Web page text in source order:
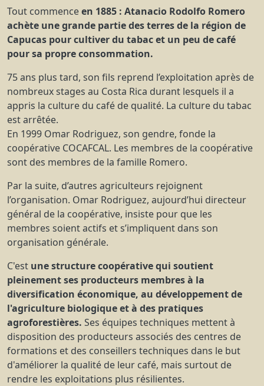
Tout commenceen 1885 : Atanacio Rodolfo Romero
achète une grande partie des terres de la région de
Capucas pour cultiver du tabac et un peu de café
pour sa propre consommation.
75 ans plus tard, son fils reprend l’exploitation après de
nombreux stages au Costa Rica durant lesquels il a
appris la culture du café de qualité. La culture du tabac
est arrêtée.
En 1999 Omar Rodriguez, son gendre, fonde la
coopérative COCAFCAL. Les membres de la coopérative
sont des membres de la famille Romero.
Par la suite, d’autres agriculteurs rejoignent
l’organisation. Omar Rodriguez, aujourd’hui directeur
général de la coopérative, insiste pour que les
membres soient actifs et s’impliquent dans son
organisation générale.
C'est une structure coopérative qui soutient
pleinement ses producteurs membres à la
diversification économique, au développement de
l'agriculture biologique et à des pratiques
agroforestières. Ses équipes techniques mettent à
disposition des producteurs associés des centres de
formations et des conseillers techniques dans le but
d'améliorer la qualité de leur café, mais surtout de
rendre les exploitations plus résilientes.